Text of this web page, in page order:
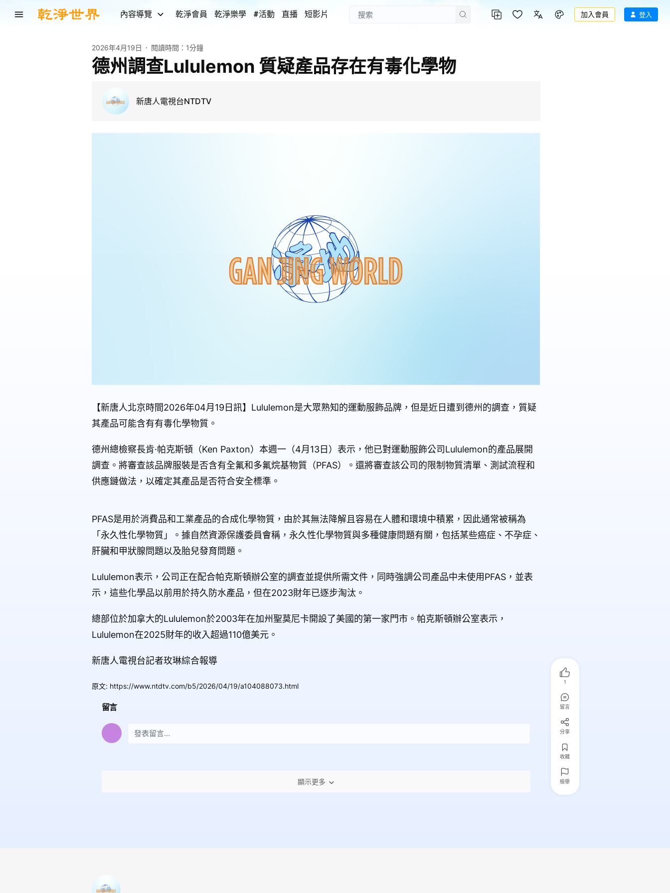
內容導覽 乾淨會員 乾淨樂學 #活動 直播 短影片 加入會員 登入
2026年4月19日 閱讀時間： 1分鐘
德州調查Lululemon 質疑產品存在有毒化學物
新唐人電視台NTDTV
【新唐人北京時間2026年04月19日訊】Lululemon是大眾熟知的運動服飾品牌，但是近日遭到德州的調查，質疑
其產品可能含有有毒化學物質。
德州總檢察長肯·帕克斯頓（Ken Paxton）本週一（4月13日）表示，他已對運動服飾公司Lululemon的產品展開
調查。將審查該品牌服裝是否含有全氟和多氟烷基物質（PFAS）。還將審查該公司的限制物質清單、測試流程和
供應鏈做法，以確定其產品是否符合安全標準。
PFAS是用於消費品和工業產品的合成化學物質，由於其無法降解且容易在人體和環境中積累，因此通常被稱為
「永久性化學物質」。據自然資源保護委員會稱，永久性化學物質與多種健康問題有關，包括某些癌症、不孕症、
肝臟和甲狀腺問題以及胎兒發育問題。
Lululemon表示，公司正在配合帕克斯頓辦公室的調查並提供所需文件，同時強調公司產品中未使用PFAS，並表
示，這些化學品以前用於持久防水產品，但在2023財年已逐步淘汰。
總部位於加拿大的Lululemon於2003年在加州聖莫尼卡開設了美國的第一家門市。帕克斯頓辦公室表示，
Lululemon在2025財年的收入超過110億美元。
新唐人電視台記者玫琳綜合報導
原文: https://www.ntdtv.com/b5/2026/04/19/a104088073.html
留言
顯示更多
1
留言
分享
收藏
檢舉